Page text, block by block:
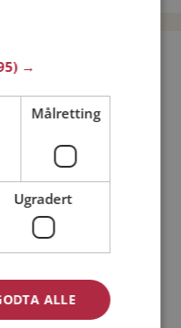
Kvinne
→
Målretting
Ugradert
ALLE